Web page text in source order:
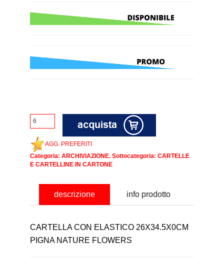
AGG. PREFERITI
Categoria: ARCHIVIAZIONE. Sottocategoria: CARTELLE
E CARTELLINE IN CARTONE
descrizione info prodotto
CARTELLA CON ELASTICO 26X34.5X0CM
PIGNA NATURE FLOWERS